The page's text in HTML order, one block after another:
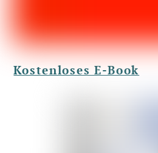
Kostenloses E-Book